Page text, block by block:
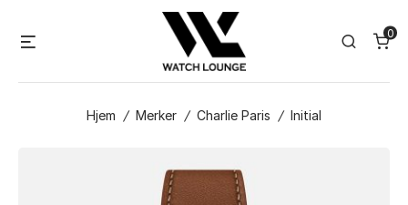
Search
0
Hjem / Merker / Charlie Paris / Initial